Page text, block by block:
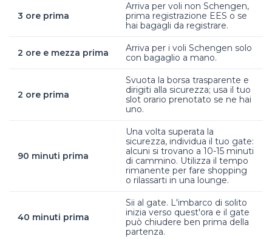
3 ore prima
Arriva per voli non Schengen,
prima registrazione EES o se
hai bagagli da registrare.
2 ore e mezza prima
Arriva per i voli Schengen solo
con bagaglio a mano.
2 ore prima
Svuota la borsa trasparente e
dirigiti alla sicurezza; usa il tuo
slot orario prenotato se ne hai
uno.
90 minuti prima
Una volta superata la
sicurezza, individua il tuo gate:
alcuni si trovano a 10-15 minuti
di cammino. Utilizza il tempo
rimanente per fare shopping
o rilassarti in una lounge.
40 minuti prima
Sii al gate. L'imbarco di solito
inizia verso quest'ora e il gate
può chiudere ben prima della
partenza.